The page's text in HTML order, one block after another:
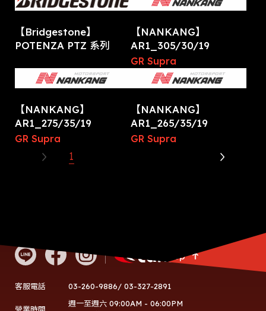
【Bridgestone】
POTENZA PTZ 系列
【NANKANG】
AR1_305/30/19
GR Supra
【NANKANG】
AR1_275/35/19
GR Supra
【NANKANG】
AR1_265/35/19
GR Supra
1
客服電話 03-260-9886/ 03-327-2891
營業時間
週一至週六 09:00AM - 06:00PM
Go Top